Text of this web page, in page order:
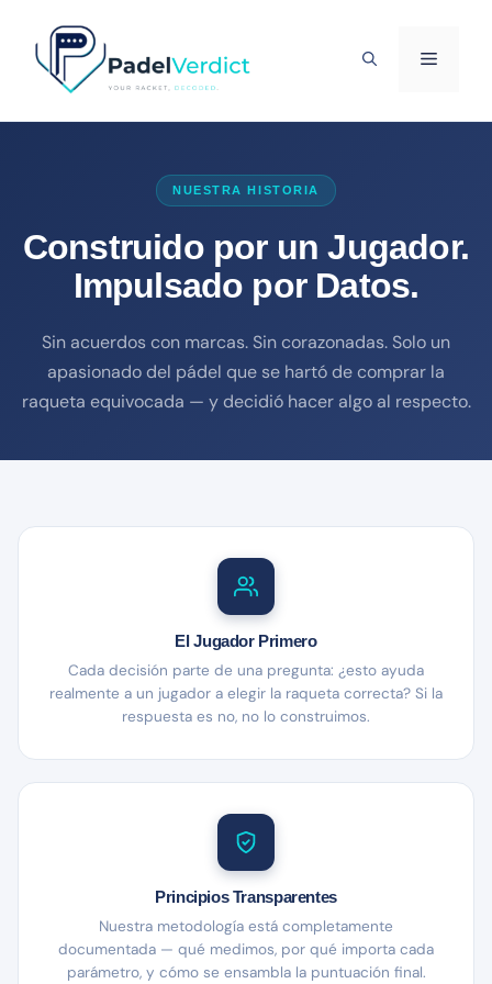
contenido
MENÚ
NUESTRA HISTORIA
Construido por un Jugador.
Impulsado por Datos.
Sin acuerdos con marcas. Sin corazonadas. Solo un
apasionado del pádel que se hartó de comprar la
raqueta equivocada — y decidió hacer algo al respecto.
El Jugador Primero
Cada decisión parte de una pregunta: ¿esto ayuda
realmente a un jugador a elegir la raqueta correcta? Si la
respuesta es no, no lo construimos.
Principios Transparentes
Nuestra metodología está completamente
documentada — qué medimos, por qué importa cada
parámetro, y cómo se ensambla la puntuación final.